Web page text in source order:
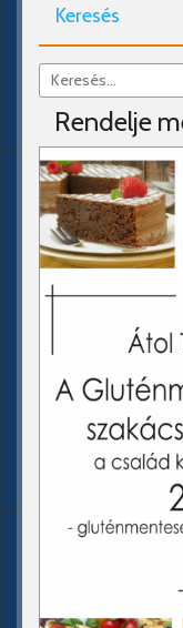
Keresés
Rendelje